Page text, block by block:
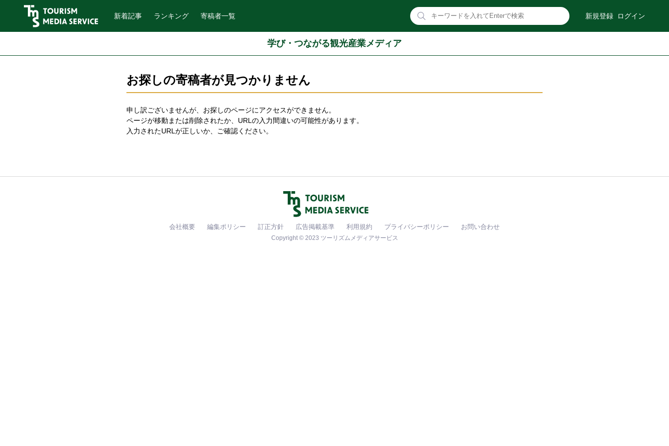
新着記事 ランキング 寄稿者一覧 新規登録 ログイン
学び・つながる観光産業メディア
お探しの寄稿者が見つかりません
申し訳ございませんが、お探しのページにアクセスができません。
ページが移動または削除されたか、URLの入力間違いの可能性があります。
入力されたURLが正しいか、ご確認ください。
会社概要 編集ポリシー 訂正方針 広告掲載基準 利用規約 プライバシーポリシー お問い合わせ
Copyright © 2023 ツーリズムメディアサービス